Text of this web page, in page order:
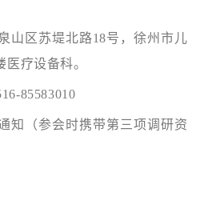
山区苏堤北路18号，徐州市儿
疗设备科。
85583010
知（参会时携带第三项调研资